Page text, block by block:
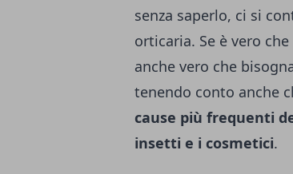
senza saperlo, ci si
orticaria. Se è vero
anche vero che
tenendo conto anche
cause più frequenti
insetti e i cosmetici.